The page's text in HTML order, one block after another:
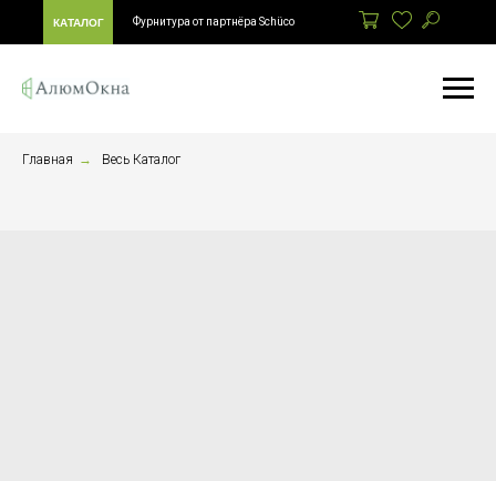
КАТАЛОГ Фурнитура от партнёра Schüco
Главная → Весь Каталог